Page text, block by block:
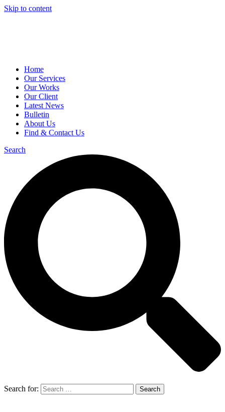
Skip to content
Home
Our Services
Our Works
Our Client
Latest News
Bulletin
About Us
Find & Contact Us
Search
Search for: